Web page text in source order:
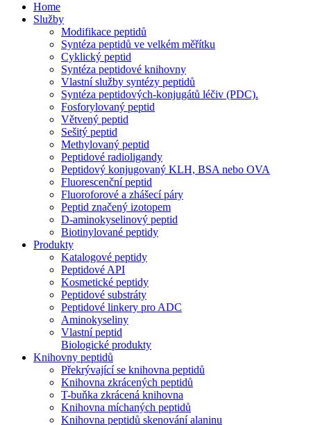
Home
Služby
Modifikace peptidů
Syntéza peptidů ve velkém měřítku
Cyklický peptid
Syntéza peptidové knihovny
Vlastní služby syntézy peptidů
Syntéza peptidových-konjugátů léčiv (PDC).
Fosforylovaný peptid
Větvený peptid
Sešitý peptid
Methylovaný peptid
Peptidové radioligandy
Peptidový konjugovaný KLH, BSA nebo OVA
Fluorescenční peptid
Fluoroforové a zhášecí páry
Peptid značený izotopem
D-aminokyselinový peptid
Biotinylované peptidy
Produkty
Katalogové peptidy
Peptidové API
Kosmetické peptidy
Peptidové substráty
Peptidové linkery pro ADC
Aminokyseliny
Vlastní peptid
Biologické produkty
Knihovny peptidů
Překrývající se knihovna peptidů
Knihovna zkrácených peptidů
T-buňka zkrácená knihovna
Knihovna míchaných peptidů
Knihovna peptidů skenování alaninu